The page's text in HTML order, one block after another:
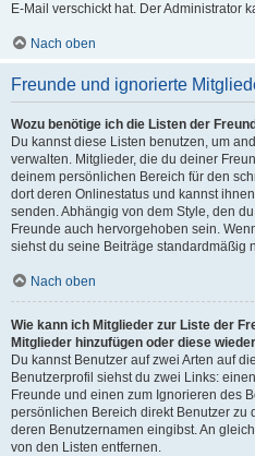
E-Mail verschickt hat. Der Administrator
Nach oben
Freunde und ignorierte
Wozu benötige ich die Listen der
Du kannst diese Listen benutzen, um
verwalten. Mitglieder, die du deiner
deinem persönlichen Bereich für den
dort deren Onlinestatus und kannst
senden. Abhängig von dem Style, den
Freunde auch hervorgehoben sein.
siehst du seine Beiträge standardmäßig
Nach oben
Wie kann ich Mitglieder zur Liste der
Mitglieder hinzufügen oder diese
Du kannst Benutzer auf zwei Arten auf
Benutzerprofil siehst du zwei Links:
Freunde und einen zum Ignorieren des
persönlichen Bereich direkt Benutzer zu
deren Benutzernamen eingibst. An
von den Listen entfernen.